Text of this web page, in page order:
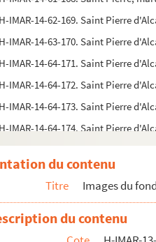
H-IMAR-14-62-169. Saint Pierre
H-IMAR-14-63-170. Saint Pierre
H-IMAR-14-64-171. Saint Pierre
H-IMAR-14-64-172. Saint Pierre
H-IMAR-14-64-173. Saint Pierre
H-IMAR-14-64-174. Saint Pierre
IMAR-14-64-175. Saint Pierre
H-IMAR-14-65-176. Le bienheureux
H-IMAR-14-66-177. Saint Pierre
IMAR-14-67-178. Saint Pierre
H-IMAR-14-68-179. Saint Pierre
du contenu
Titre Images du
du contenu